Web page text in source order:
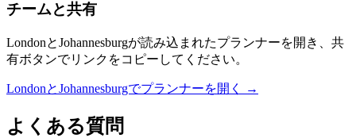
チームと共有
LondonとJohannesburgが読み込まれたプランナーを開き、共
有ボタンでリンクをコピーしてください。
LondonとJohannesburgでプランナーを開く →
よくある質問